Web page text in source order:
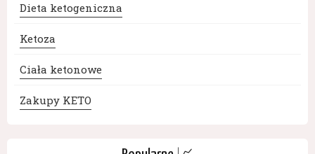
Dieta ketogeniczna
Ketoza
Ciała ketonowe
Zakupy KETO